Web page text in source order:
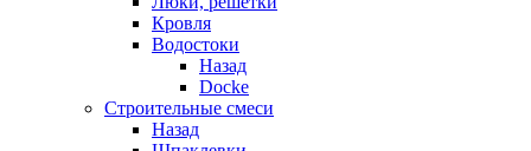
Кровля
Водостоки
Назад
Docke
Строительные смеси
Назад